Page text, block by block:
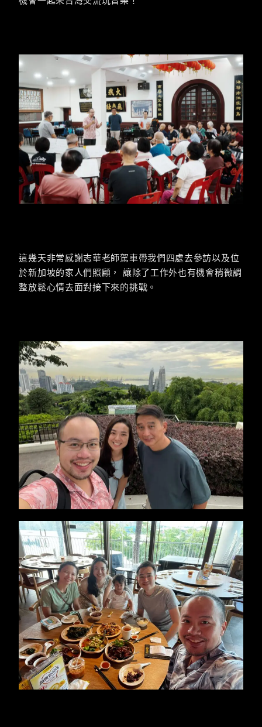
這幾天非常感謝志華老師駕車帶我們四處去參訪以及位
於新加坡的家人們照顧， 讓除了工作外也有機會稍微調
整放鬆心情去面對接下來的挑戰。